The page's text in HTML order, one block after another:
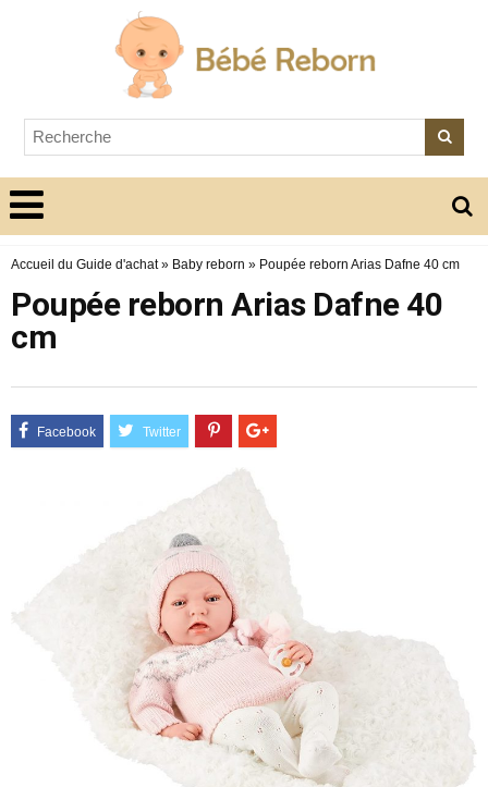
Accueil du Guide d'achat» Baby reborn » Poupée reborn Arias Dafne 40 cm
Poupée reborn Arias Dafne 40
cm